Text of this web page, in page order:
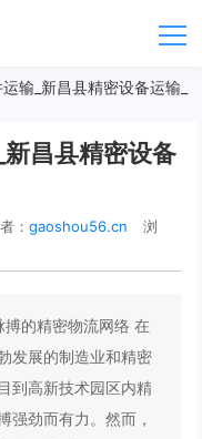
输_新昌县精密设备运输_
昌县精密设备
：gaoshou56.cn
浏
的精密物流网络 在
发展的制造业和精密
到高新技术园区内精
强劲而有力。然而，